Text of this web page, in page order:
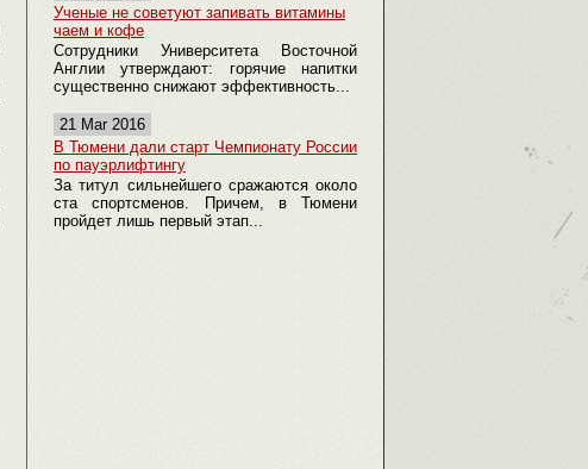
Ученые не советуют запивать витамины
чаем и кофе
Сотрудники Университета Восточной
Англии утверждают: горячие напитки
существенно снижают эффективность...
21 Mar 2016
В Тюмени дали старт Чемпионату России
по пауэрлифтингу
За титул сильнейшего сражаются около
ста спортсменов. Причем, в Тюмени
пройдет лишь первый этап...